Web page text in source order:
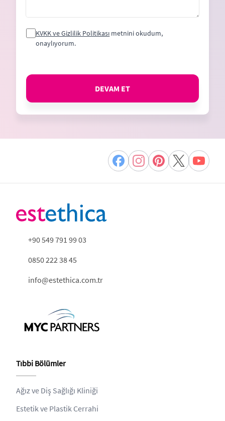
KVKK ve Gizlilik Politikası metnini okudum,
onaylıyorum.
DEVAM ET
+90 549 791 99 03
0850 222 38 45
info@estethica.com.tr
Tıbbi Bölümler
Ağız ve Diş Sağlığı Kliniği
Estetik ve Plastik Cerrahi